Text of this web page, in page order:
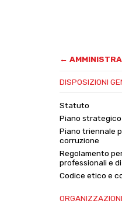
←
DISPOSIZIONI
Statuto
Piano strategico
Piano triennale
corruzione
Regolamento
professionali e
Codice etico e